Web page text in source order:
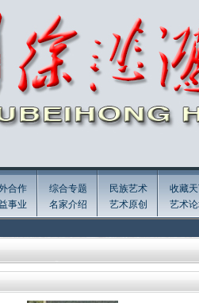
合作
事业
综合专题
名家介绍
民族艺术
艺术原创
收藏
艺术